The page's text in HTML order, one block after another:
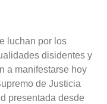
luchan por los
disidentes y
a manifestarse hoy
de Justicia
presentada desde